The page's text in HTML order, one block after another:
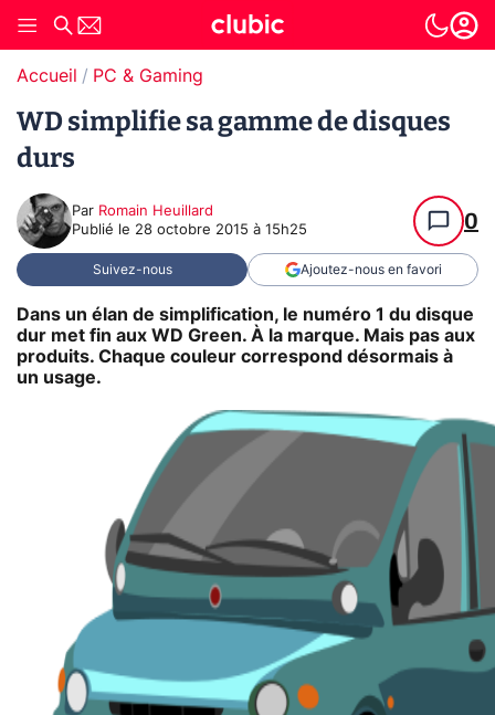
Accueil PC & Gaming
WD simplifie sa gamme de disques
durs
Par Romain Heuillard
Publié le 28 octobre 2015 à 15h25 0
Suivez-nous Ajoutez-nous en favori
Dans un élan de simplification, le numéro 1 du disque
dur met fin aux WD Green. À la marque. Mais pas aux
produits. Chaque couleur correspond désormais à
un usage.